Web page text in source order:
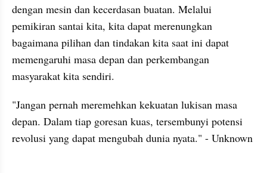
dengan mesin dan kecerdasan buatan. Melalui
pemikiran santai kita, kita dapat merenungkan
bagaimana pilihan dan tindakan kita saat ini dapat
memengaruhi masa depan dan perkembangan
masyarakat kita sendiri.
"Jangan pernah meremehkan kekuatan lukisan masa
depan. Dalam tiap goresan kuas, tersembunyi potensi
revolusi yang dapat mengubah dunia nyata." - Unknown